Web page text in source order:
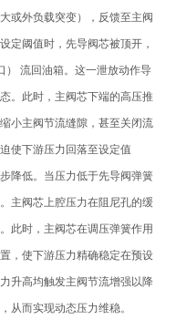
或外负载突变），反馈至主阀
定阈值时，先导阀芯被顶开，
） 流回油箱。这一泄放动作导
。此时，主阀芯下端的高压推
小主阀节流缝隙，甚至关闭流
使下游压力回落至设定值
降低。当压力低于先导阀弹簧
主阀芯上腔压力在阻尼孔的缓
此时，主阀芯在调压弹簧作用
，使下游压力精确稳定在预设
升高均触发主阀节流增强以降
从而实现动态压力维稳。